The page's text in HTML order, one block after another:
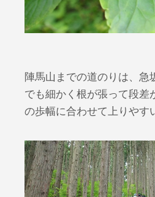
陣馬山までの道のりは、急
でも細かく根が張って段差
の歩幅に合わせて上りやす